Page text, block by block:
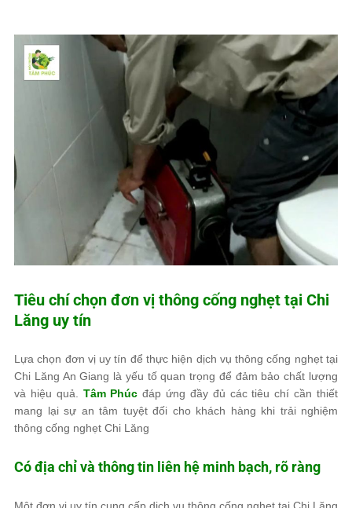
Tiêu chí chọn đơn vị thông cống nghẹt tại Chi
Lăng uy tín
Lựa chọn đơn vị uy tín để thực hiện dịch vụ thông cống nghẹt tại
Chi Lăng An Giang là yếu tố quan trọng để đảm bảo chất lượng
và hiệu quả. Tâm Phúc đáp ứng đầy đủ các tiêu chí cần thiết
mang lại sự an tâm tuyệt đối cho khách hàng khi trải nghiệm
thông cống nghẹt Chi Lăng
Có địa chỉ và thông tin liên hệ minh bạch, rõ ràng